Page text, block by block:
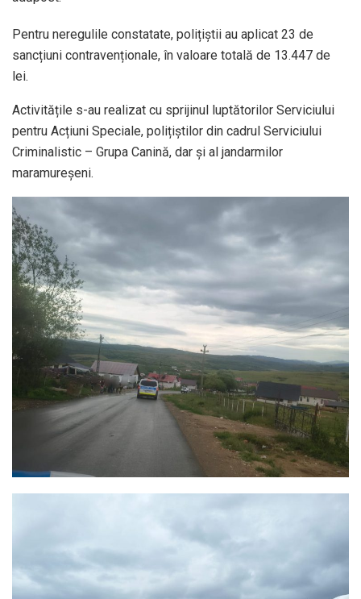
Pentru neregulile constatate, polițiștii au aplicat 23 de
sancțiuni contravenționale, în valoare totală de 13.447 de
lei.
Activitățile s-au realizat cu sprijinul luptătorilor Serviciului
pentru Acțiuni Speciale, polițiștilor din cadrul Serviciului
Criminalistic – Grupa Canină, dar și al jandarmilor
maramureșeni.